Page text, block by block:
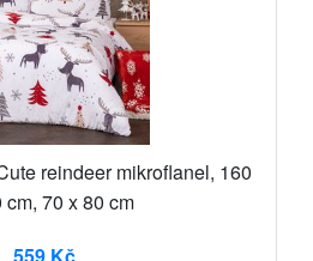
reindeer mikroflanel, 160
cm, 70 x 80 cm